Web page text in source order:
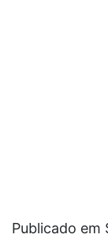
Publicado em